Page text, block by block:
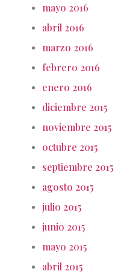
mayo 2016
abril 2016
marzo 2016
febrero 2016
enero 2016
diciembre 2015
noviembre 2015
octubre 2015
septiembre 2015
agosto 2015
julio 2015
junio 2015
mayo 2015
abril 2015